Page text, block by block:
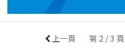
上一頁 第 2 / 3 頁